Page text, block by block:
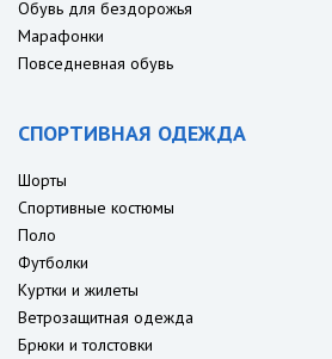
Обувь для бездорожья
Марафонки
Повседневная обувь
СПОРТИВНАЯ ОДЕЖДА
Шорты
Спортивные костюмы
Поло
Футболки
Куртки и жилеты
Ветрозащитная одежда
Брюки и толстовки